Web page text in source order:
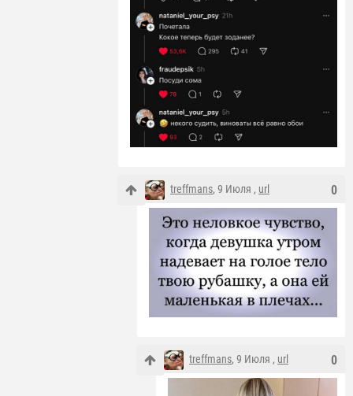
0
treffmans, 9 Июля , url
0
treffmans, 9 Июля , url